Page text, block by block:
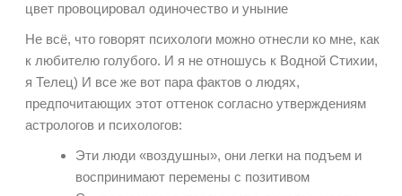
цвет провоцировал одиночество и уныние
Не всё, что говорят психологи можно отнесли ко мне, как
к любителю голубого. И я не отношусь к Водной Стихии,
я Телец) И все же вот пара фактов о людях,
предпочитающих этот оттенок согласно утверждениям
астрологов и психологов:
Эти люди «воздушны», они легки на подъем и
воспринимают перемены с позитивом